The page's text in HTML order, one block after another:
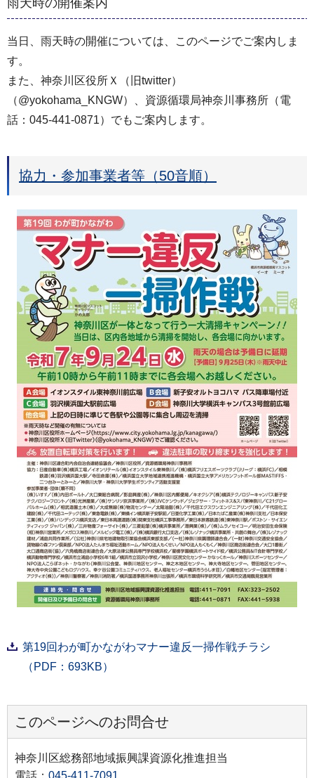
当日、雨天時の開催については、このページでご案内しま
す。
また、神奈川区役所Ｘ（旧twitter）
（@yokohama_KNGW）、資源循環局神奈川事務所（電
話：045-441-0871）でもご案内します。
協力・参加事業者等（50音順）
第19回わが町かながわマナー違反一掃作戦チラシ
（PDF：693KB）
このページへのお問合せ
神奈川区総務部地域振興課資源化推進担当
電話： 045-411-7091